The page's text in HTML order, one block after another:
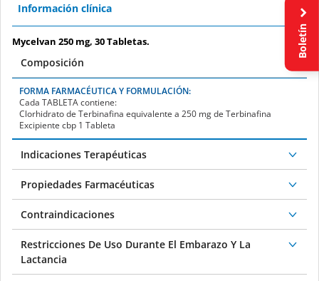
Información clínica
Mycelvan 250 mg, 30 Tabletas.
Composición
FORMA FARMACÉUTICA Y FORMULACIÓN:
Cada TABLETAcontiene:
Clorhidrato de Terbinafina equivalente a 250 mg de Terbinafina
Excipiente cbp 1 Tableta
Indicaciones Terapéuticas
Propiedades Farmacéuticas
Contraindicaciones
Restricciones De Uso Durante El Embarazo Y La
Lactancia
Boletín